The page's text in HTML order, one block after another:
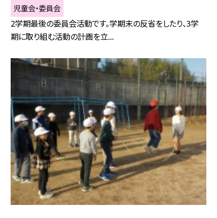
児童会・委員会
2学期最後の委員会活動です。学期末の反省をしたり、3学
期に取り組む活動の計画を立...